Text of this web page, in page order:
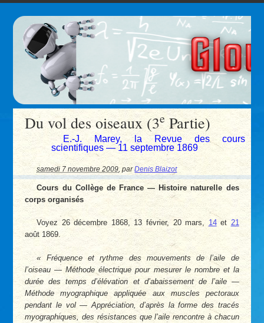
Du vol des oiseaux (3ePartie)
E.-J. Marey, la Revue des cours
scientifiques — 11 septembre 1869
samedi 7 novembre 2009 ,parDenis Blaizot
Cours du Collège de France — Histoire naturelle des
corps organisés
Voyez 26 décembre 1868, 13 février, 20 mars, 14et 21
août 1869.
Fréquence et rythme des mouvements de l’aile de
l’oiseau — Méthode électrique pour mesurer le nombre et la
durée des temps d’élévation et d’abaissement de l’aile —
Méthode myographique appliquée aux muscles pectoraux
pendant le vol — Appréciation, d’après la forme des tracés
myographiques, des résistances que l’aile rencontre à chacun